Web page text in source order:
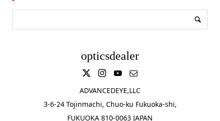
opticsdealer
ADVANCEDEYE,LLC
3-6-24 Tojinmachi, Chuo-ku Fukuoka-shi,
FUKUOKA 810-0063 JAPAN